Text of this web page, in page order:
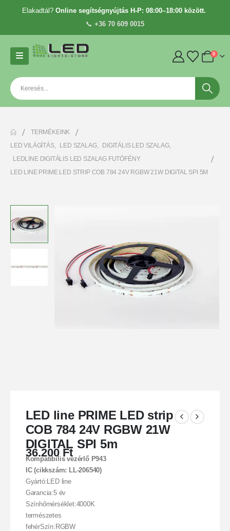
Elakadtál? Online segítségnyújtás H-P: 08:00–18:00 között.
📞 +36 70 609 0015
0
TERMÉKEINK
LED VILÁGÍTÁS, LED SZALAG, DIGITÁLIS LED SZALAG,
LEDLINE DIGITÁLIS LED SZALAG FUTÓFÉNY
LED LINE PRIME LED STRIP COB 784 24V RGBW 21W DIGITAL SPI 5M
LED line PRIME LED strip
COB 784 24V RGBW 21W
DIGITAL SPI 5m
36.200Ft
Kompatibilis vezérlő P943
IC (cikkszám: LL-206540)
Gyártó:LED line
Garancia:5 év
Színhőmérséklet:4000K
természetes
fehérSzín:RGBW